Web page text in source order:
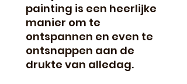
painting is een heerlijke
manier om te
ontspannen en even te
ontsnappen aan de
drukte van alledag.